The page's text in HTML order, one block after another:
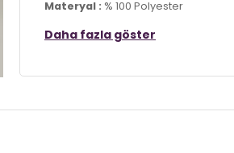
Materyal : % 100 Polyester
Yaka Bilgisi :Kapüşonlu
Daha fazla göster